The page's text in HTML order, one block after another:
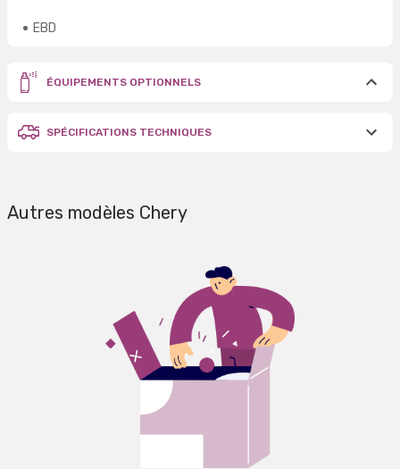
EBD
ÉQUIPEMENTS OPTIONNELS
SPÉCIFICATIONS TECHNIQUES
Autres modèles Chery